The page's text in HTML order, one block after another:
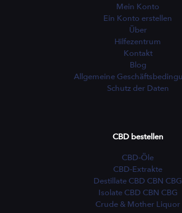
Mein Konto
Ein Konto erstellen
Über
Hilfezentrum
Kontakt
Blog
Allgemeine
Schutz der Daten
CBD bestellen
CBD-Öle
CBD-Extrakte
Destillate CBD CBN CBG
Isolate CBD CBN CBG
Crude & Mother Liquor